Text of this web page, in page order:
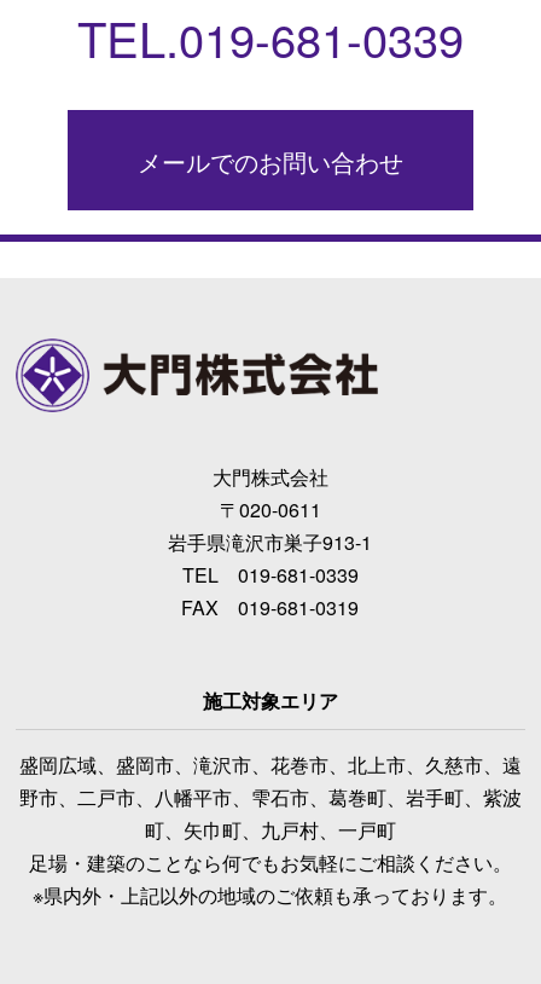
TEL.019-681-0339
メールでのお問い合わせ
大門株式会社
〒020-0611
岩手県滝沢市巣子913-1
TEL 019-681-0339
FAX 019-681-0319
施工対象エリア
盛岡広域、盛岡市、滝沢市、花巻市、北上市、久慈市、遠
野市、二戸市、八幡平市、雫石市、葛巻町、岩手町、紫波
町、矢巾町、九戸村、一戸町
足場・建築のことなら何でもお気軽にご相談ください。
※県内外・上記以外の地域のご依頼も承っております。